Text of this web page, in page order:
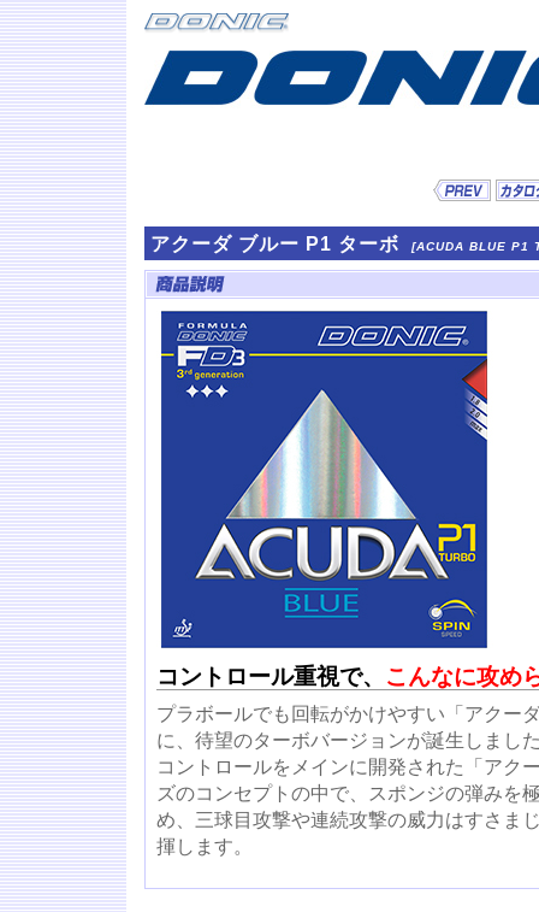
アクーダ ブルー P1 ターボ [ACUDA BLUE P1
コントロール重視で、 こんなに攻め
プラボールでも回転がかけやすい「アクー
に、待望のターボバージョンが誕生しまし
コントロールをメインに開発された「アク
ズのコンセプトの中で、スポンジの弾みを
め、三球目攻撃や連続攻撃の威力はすさま
揮します。